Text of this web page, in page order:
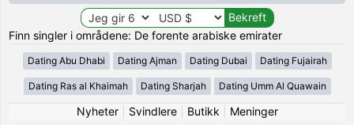
Finn singler i områdene: De forente arabiske emirater
Dating Abu Dhabi Dating Ajman Dating Dubai Dating Fujairah
Dating Ras al Khaimah Dating Sharjah Dating Umm Al Quawain
Nyheter| Svindlere| Butikk
Meninger